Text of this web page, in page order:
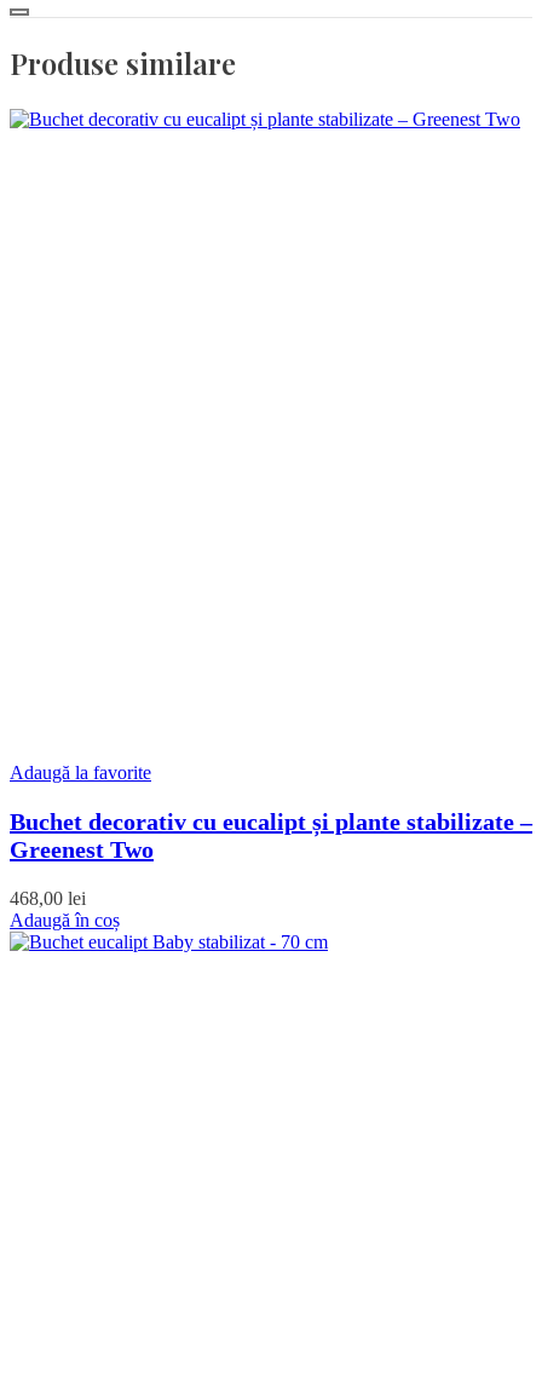
Produse similare
Adaugă la favorite
Buchet decorativ cu eucalipt și plante stabilizate –
Greenest Two
468,00 lei
Adaugă în coș